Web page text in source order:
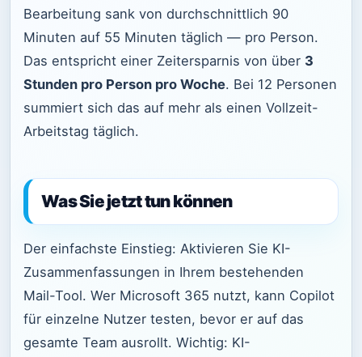
Bearbeitung sank von durchschnittlich 90
Minuten auf 55 Minuten täglich — pro Person.
Das entspricht einer Zeitersparnis von über 3
Stunden pro Person pro Woche. Bei 12 Personen
summiert sich das auf mehr als einen Vollzeit-
Arbeitstag täglich.
Was Sie jetzt tun können
Der einfachste Einstieg: Aktivieren Sie KI-
Zusammenfassungen in Ihrem bestehenden
Mail-Tool. Wer Microsoft 365 nutzt, kann Copilot
für einzelne Nutzer testen, bevor er auf das
gesamte Team ausrollt. Wichtig: KI-